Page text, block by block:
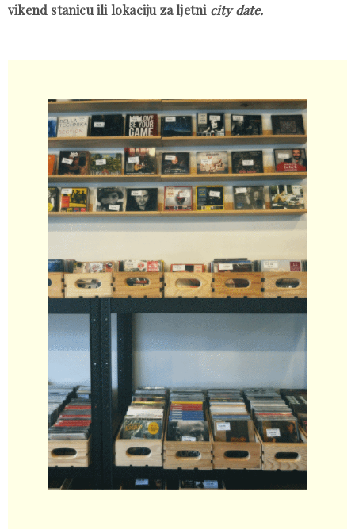
vikend stanicu ili lokaciju za ljetni city date.